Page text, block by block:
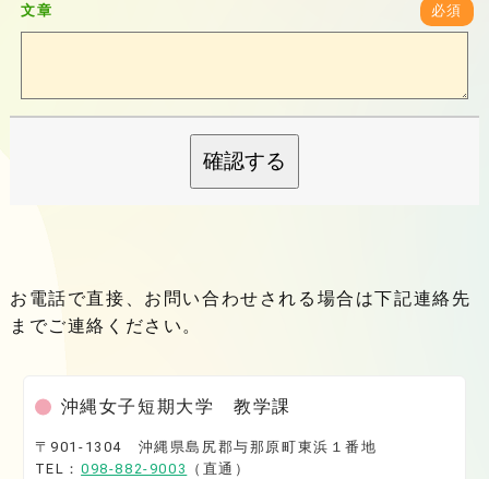
文章 必須
確認する
お電話で直接、お問い合わせされる場合は下記連絡先
までご連絡ください。
沖縄女子短期大学 教学課
〒901-1304 沖縄県島尻郡与那原町東浜１番地
TEL：098-882-9003
（直通）